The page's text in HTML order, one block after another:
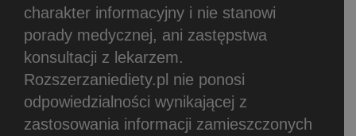
charakter informacyjny i nie stanowi
porady medycznej, ani zastępstwa
konsultacji z lekarzem.
Rozszerzaniediety.pl nie ponosi
odpowiedzialności wynikającej z
zastosowania informacji zamieszczonych